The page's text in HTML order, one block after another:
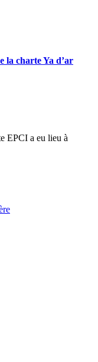
la charte Ya d’ar
EPCI a eu lieu à